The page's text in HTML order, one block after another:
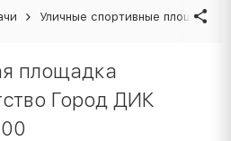
Уличные спортивные площадки
площадка
Город ДИК